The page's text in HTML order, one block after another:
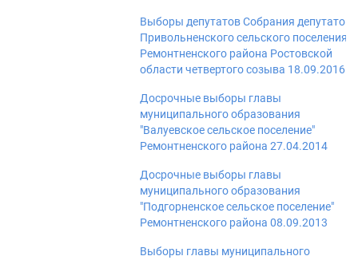
Выборы депутатов Собрания депутатов
Привольненского сельского поселения
Ремонтненского района Ростовской
области четвертого созыва 18.09.2016
Досрочные выборы главы
муниципального образования
"Валуевское сельское поселение"
Ремонтненского района 27.04.2014
Досрочные выборы главы
муниципального образования
"Подгорненское сельское поселение"
Ремонтненского района 08.09.2013
Выборы главы муниципального